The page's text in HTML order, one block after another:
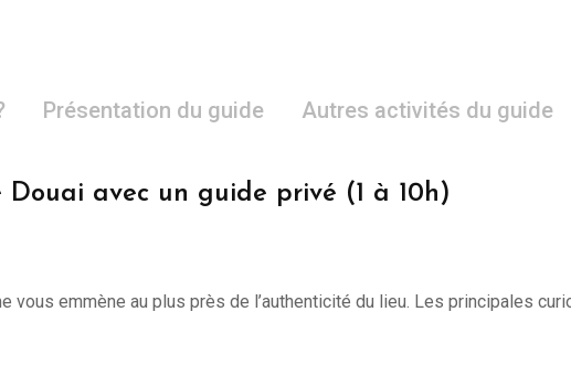
Présentation du guide Autres activités du guide
Douai avec un guide privé (1 à 10h)
vous emmène au plus près de l’authenticité du lieu. Les principales